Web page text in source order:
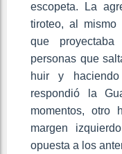
escopeta. La
tiroteo, al mismo
que
personas que
huir y
respondió la
momentos, otro
margen
opuesta a los